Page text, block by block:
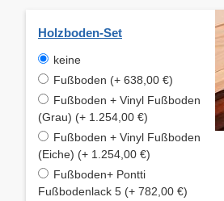
Holzboden-Set
keine
Fußboden (+ 638,00 €)
Fußboden + Vinyl Fußboden
(Grau) (+ 1.254,00 €)
Fußboden + Vinyl Fußboden
(Eiche) (+ 1.254,00 €)
Fußboden+ Pontti
Fußbodenlack 5 (+ 782,00 €)